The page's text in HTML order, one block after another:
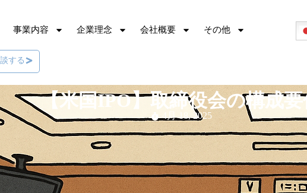
事業内容 企業理念 会社概要 その他
する
【米国IPO】取締役会の構成要
4月 18, 2025